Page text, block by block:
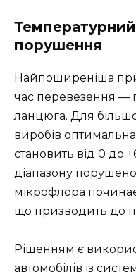
порушення
Найпоширеніша
час перевезення —
ланцюга. Для
виробів
становить від 0 до
діапазону
мікрофлора
що призводить до
Рішенням є
автомобілів із